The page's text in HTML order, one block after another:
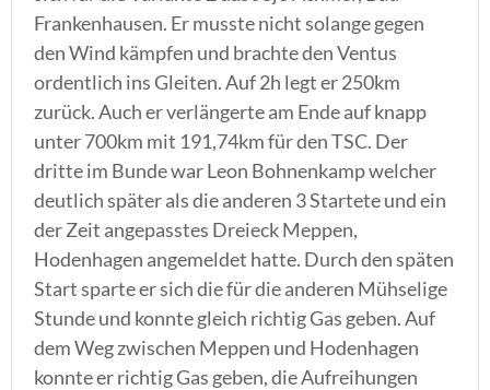
Frankenhausen. Er musste nicht solange gegen
den Wind kämpfen und brachte den Ventus
ordentlich ins Gleiten. Auf 2h legt er 250km
zurück. Auch er verlängerte am Ende auf knapp
unter 700km mit 191,74km für den TSC. Der
dritte im Bunde war Leon Bohnenkamp welcher
deutlich später als die anderen 3 Startete und ein
der Zeit angepasstes Dreieck Meppen,
Hodenhagen angemeldet hatte. Durch den späten
Start sparte er sich die für die anderen Mühselige
Stunde und konnte gleich richtig Gas geben. Auf
dem Weg zwischen Meppen und Hodenhagen
konnte er richtig Gas geben, die Aufreihungen